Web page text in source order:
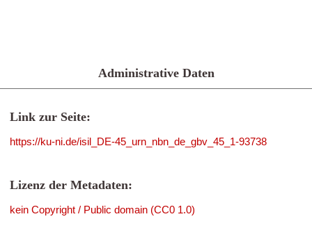
Administrative Daten
Link zur Seite:
https://ku-ni.de/isil_DE-45_urn_nbn_de_gbv_45_1-93738
Lizenz der Metadaten:
kein Copyright / Public domain (CC0 1.0)